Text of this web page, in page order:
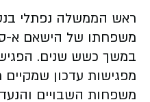
ראש הממשלה נפתלי
משפחתו של הישאם א-
במשך כשש שנים.
מפגישות עדכון
משפחות השבויים